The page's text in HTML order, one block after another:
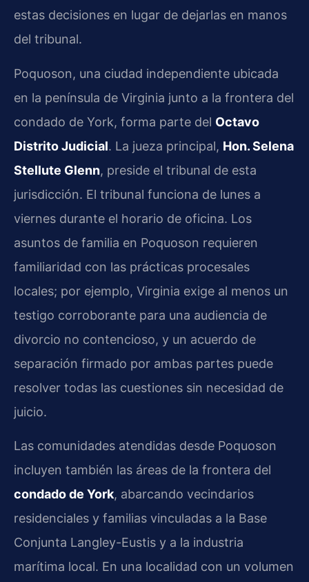
estas decisiones en lugar de dejarlas en manos
del tribunal.
Poquoson, una ciudad independiente ubicada
en la península de Virginia junto a la frontera del
condado de York, forma parte del Octavo
Distrito Judicial. La jueza principal, Hon. Selena
Stellute Glenn, preside el tribunal de esta
jurisdicción. El tribunal funciona de lunes a
viernes durante el horario de oficina. Los
asuntos de familia en Poquoson requieren
familiaridad con las prácticas procesales
locales; por ejemplo, Virginia exige al menos un
testigo corroborante para una audiencia de
divorcio no contencioso, y un acuerdo de
separación firmado por ambas partes puede
resolver todas las cuestiones sin necesidad de
juicio.
Las comunidades atendidas desde Poquoson
incluyen también las áreas de la frontera del
condado de York, abarcando vecindarios
residenciales y familias vinculadas a la Base
Conjunta Langley-Eustis y a la industria
marítima local. En una localidad con un volumen